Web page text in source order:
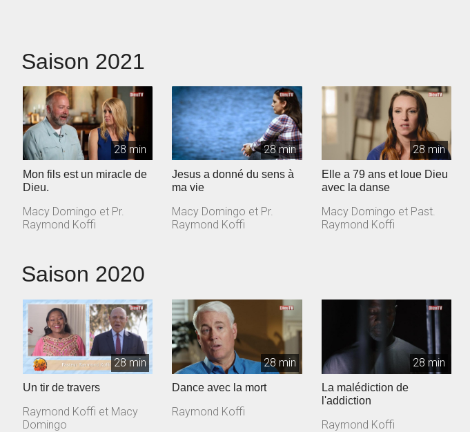
Saison 2021
28 min
Mon fils est un miracle de
Dieu.
Macy Domingo et Pr.
Raymond Koffi
28 min
Jesus a donné du sens à
ma vie
Macy Domingo et Pr.
Raymond Koffi
28 min
Elle a 79 ans et loue Dieu
avec la danse
Macy Domingo et Past.
Raymond Koffi
Saison 2020
28 min
Un tir de travers
Raymond Koffi et Macy
Domingo
28 min
Dance avec la mort
Raymond Koffi
28 min
La malédiction de
l'addiction
Raymond Koffi